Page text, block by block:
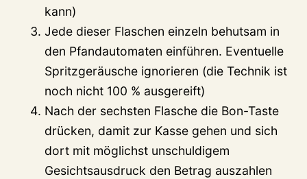
kann)
Jede dieser Flaschen einzeln behutsam in
den Pfandautomaten einführen. Eventuelle
Spritzgeräusche ignorieren (die Technik ist
noch nicht 100 % ausgereift)
Nach der sechsten Flasche die Bon-Taste
drücken, damit zur Kasse gehen und sich
dort mit möglichst unschuldigem
Gesichtsausdruck den Betrag auszahlen